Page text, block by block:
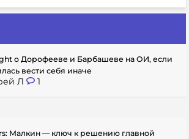
о Дорофееве и Барбашеве на ОИ, если
вести себя иначе
Л 1
Малкин — ключ к решению главной